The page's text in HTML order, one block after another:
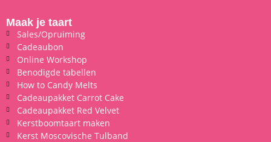
Maak je taart
Sales/Opruiming
Cadeaubon
Online Workshop
Benodigde tabellen
How to Candy Melts
Cadeaupakket Carrot Cake
Cadeaupakket Red Velvet
Kerstboomtaart maken
Kerst Moscovische Tulband